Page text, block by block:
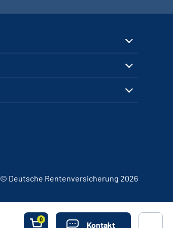
0
Kontakt
© Deutsche Rentenversicherung 2026